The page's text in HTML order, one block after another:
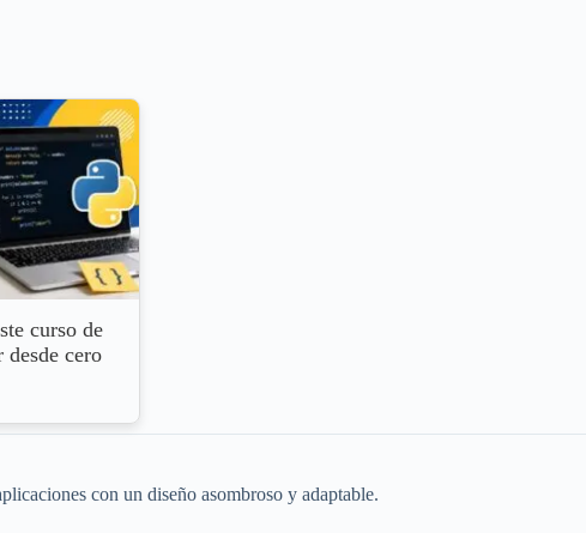
curso de
desde cero
con un diseño asombroso y adaptable.